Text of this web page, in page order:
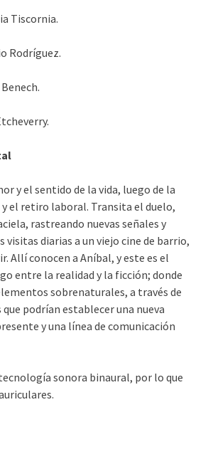
Tiscornia.
Rodríguez.
y el sentido de la vida, luego de la
y el retiro laboral. Transita el duelo,
rastreando nuevas señales y
visitas diarias a un viejo cine de barrio,
Allí conocen a Aníbal, y este es el
entre la realidad y la ficción; donde
sobrenaturales, a través de
podrían establecer una nueva
y una línea de comunicación
sonora binaural, por lo que